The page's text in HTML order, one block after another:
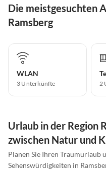
Die meistgesuchten
Ramsberg
WLAN
3 Unterkünfte 2
Urlaub in der Region
zwischen Natur und
Planen Sie Ihren Traumurlaub
Sehenswürdigkeiten in